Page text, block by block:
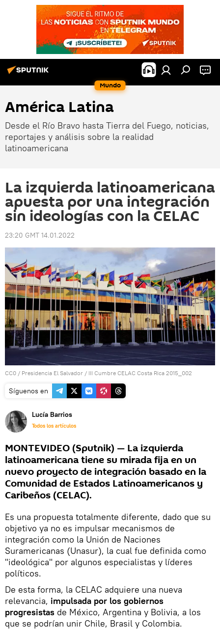
Mundo
América Latina
Desde el Río Bravo hasta Tierra del Fuego, noticias,
reportajes y análisis sobre la realidad
latinoamericana
La izquierda latinoamericana
apuesta por una integración
sin ideologías con la CELAC
23:20 GMT 14.01.2022
CC0 / Presidencia El Salvador / III Cumbre CELAC Costa Rica 2015_002
Síguenos en
Lucía Barrios
Todos los artículos
MONTEVIDEO (Sputnik) — La izquierda
latinoamericana tiene su mirada fija en un
nuevo proyecto de integración basado en la
Comunidad de Estados Latinoamericanos y
Caribeños (CELAC).
Es una propuesta totalmente diferente, dado que su
objetivo ya no es impulsar mecanismos de
integración como la Unión de Naciones
Suramericanas (Unasur), la cual fue definida como
"ideológica" por algunos especialistas y líderes
políticos.
De esta forma, la CELAC adquiere una nueva
relevancia, impulsada por los gobiernos
progresistas de México, Argentina y Bolivia, a los
que se podrían unir Chile, Brasil y Colombia.